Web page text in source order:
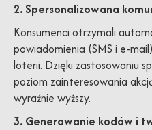
2. Spersonalizowana
Konsumenci otrzymali
powiadomienia (SMS i e-
loterii. Dzięki zastosowaniu
poziom zainteresowania
wyraźnie wyższy.
3. Generowanie kodów i